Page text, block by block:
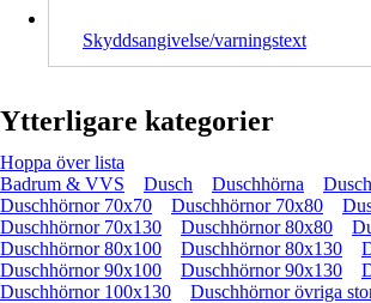
Skyddsangivelse/varningstext
Ytterligare kategorier
Hoppa över lista
Badrum & VVS
Dusch Duschhörna
Duschhörnor 70x70
Duschhörnor 70x80
Duschhörnor 70x130
Duschhörnor 80x80
Duschhörnor 80x100
Duschhörnor 80x130
Duschhörnor 90x100
Duschhörnor 90x130
Duschhörnor 100x130
Duschhörnor övriga